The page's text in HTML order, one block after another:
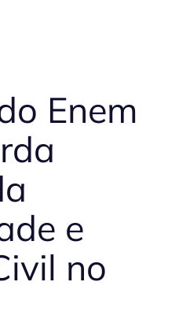
Enem
e
no